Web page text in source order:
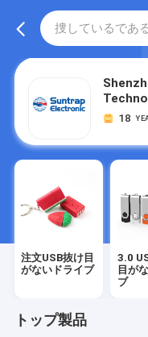
18
注文USB抜け目
がないドライブ
3.0
目が
ブ
トップ製品